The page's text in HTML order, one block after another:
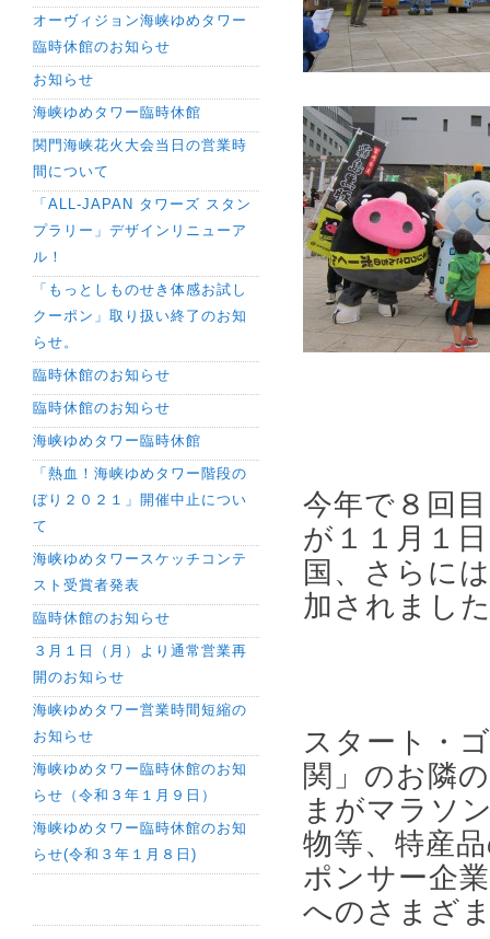
オーヴィジョン海峡ゆめタワー
臨時休館のお知らせ
お知らせ
海峡ゆめタワー臨時休館
関門海峡花火大会当日の営業時
間について
「ALL-JAPAN タワーズ スタン
プラリー」デザインリニューア
ル！
「もっとしものせき体感お試し
クーポン」取り扱い終了のお知
らせ。
臨時休館のお知らせ
臨時休館のお知らせ
海峡ゆめタワー臨時休館
「熱血！海峡ゆめタワー階段の
ぼり２０２１」開催中止につい
て
海峡ゆめタワースケッチコンテ
スト受賞者発表
臨時休館のお知らせ
３月１日（月）より通常営業再
開のお知らせ
海峡ゆめタワー営業時間短縮の
お知らせ
海峡ゆめタワー臨時休館のお知
らせ（令和３年１月９日）
海峡ゆめタワー臨時休館のお知
らせ(令和３年１月８日)
今年で８回
が１１月１
国、さらに
加されまし
スタート・
関」のお隣
まがマラソ
物等、特産
ポンサー企
へのさまざ